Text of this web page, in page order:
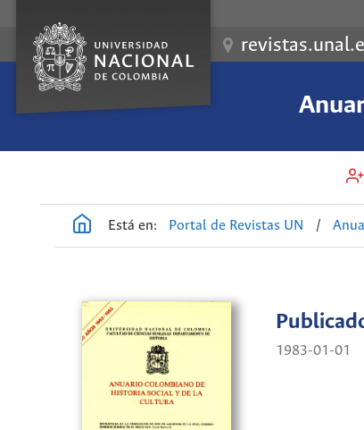
Está en: Portal de Revistas UN /
1983-01-01